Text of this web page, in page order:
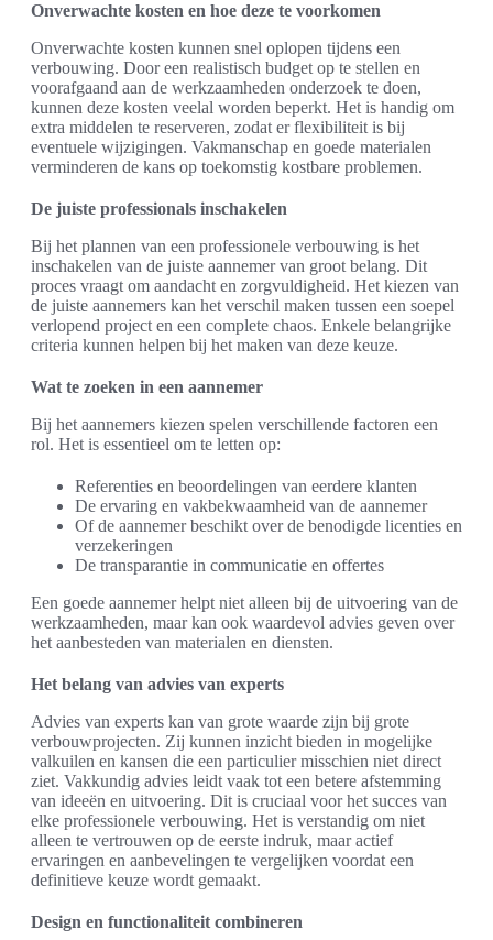
Onverwachte kosten en hoe deze te voorkomen
Onverwachte kosten kunnen snel oplopen tijdens een
verbouwing. Door een realistisch budget op te stellen en
voorafgaand aan de werkzaamheden onderzoek te doen,
kunnen deze kosten veelal worden beperkt. Het is handig om
extra middelen te reserveren, zodat er flexibiliteit is bij
eventuele wijzigingen. Vakmanschap en goede materialen
verminderen de kans op toekomstig kostbare problemen.
De juiste professionals inschakelen
Bij het plannen van een professionele verbouwing is het
inschakelen van de juiste aannemer van groot belang. Dit
proces vraagt om aandacht en zorgvuldigheid. Het kiezen van
de juiste aannemers kan het verschil maken tussen een soepel
verlopend project en een complete chaos. Enkele belangrijke
criteria kunnen helpen bij het maken van deze keuze.
Wat te zoeken in een aannemer
Bij het aannemers kiezen spelen verschillende factoren een
rol. Het is essentieel om te letten op:
Referenties en beoordelingen van eerdere klanten
De ervaring en vakbekwaamheid van de aannemer
Of de aannemer beschikt over de benodigde licenties en
verzekeringen
De transparantie in communicatie en offertes
Een goede aannemer helpt niet alleen bij de uitvoering van de
werkzaamheden, maar kan ook waardevol advies geven over
het aanbesteden van materialen en diensten.
Het belang van advies van experts
Advies van experts kan van grote waarde zijn bij grote
verbouwprojecten. Zij kunnen inzicht bieden in mogelijke
valkuilen en kansen die een particulier misschien niet direct
ziet. Vakkundig advies leidt vaak tot een betere afstemming
van ideeën en uitvoering. Dit is cruciaal voor het succes van
elke professionele verbouwing. Het is verstandig om niet
alleen te vertrouwen op de eerste indruk, maar actief
ervaringen en aanbevelingen te vergelijken voordat een
definitieve keuze wordt gemaakt.
Design en functionaliteit combineren